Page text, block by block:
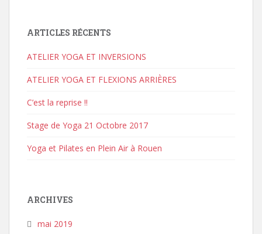
ARTICLES RÉCENTS
ATELIER YOGA ET INVERSIONS
ATELIER YOGA ET FLEXIONS ARRIÈRES
C’est la reprise !!
Stage de Yoga 21 Octobre 2017
Yoga et Pilates en Plein Air à Rouen
ARCHIVES
mai 2019